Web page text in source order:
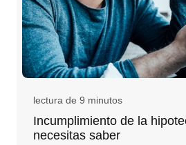
lectura de 9 minutos
Incumplimiento de la
necesitas saber